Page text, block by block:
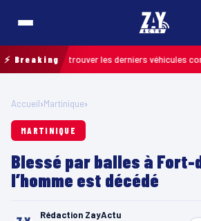
⚡ Breaking
pour retrouver les derniers véhicules
Accueil›Martinique›
MARTINIQUE
Blessé par balles à Fort-
l’homme est décédé
Rédaction ZayActu